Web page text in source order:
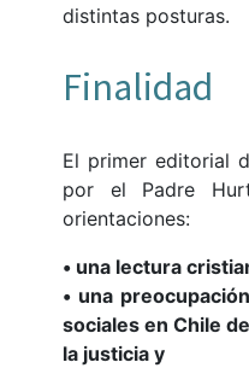
distintas posturas.
Finalidad
El primer editorial
por el Padre
orientaciones:
• una lectura
• una
sociales en Chile
la justicia y